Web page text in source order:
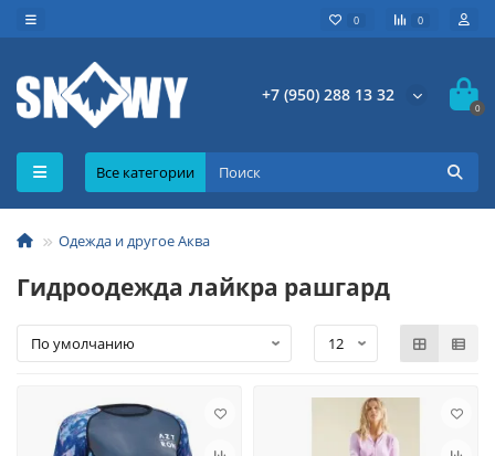
0 0
+7 (950) 288 13 32
0
Все категории
Одежда и другое Аква
Гидроодежда лайкра рашгард